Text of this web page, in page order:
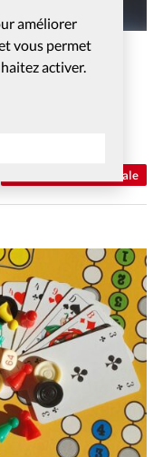
améliorer
vous permet
activer.
Actualité internationale
le pont entre
Bible
Testament est
des aveugles, la